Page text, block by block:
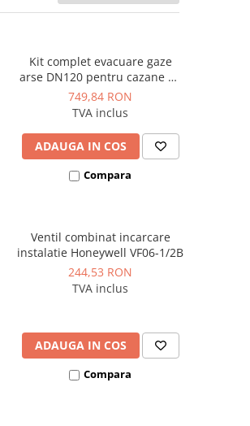
Kit complet evacuare gaze
arse DN120 pentru cazane pe
peleti 35kW KEPO
749,84 RON
TVA inclus
ADAUGA IN COS
Compara
Ventil combinat incarcare
instalatie Honeywell VF06-1/2B
244,53 RON
TVA inclus
ADAUGA IN COS
Compara